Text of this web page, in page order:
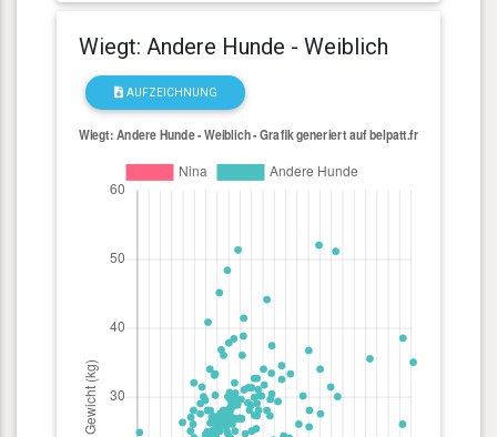
Wiegt: Andere Hunde - Weiblich
AUFZEICHNUNG